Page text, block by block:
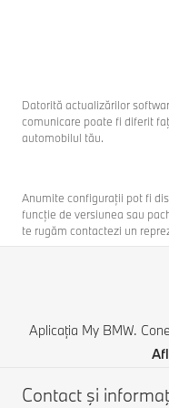
Datorită actualizărilor
comunicare poate fi diferit
automobilul tău.
Anumite configurații pot fi
funcție de versiunea sau
te rugăm contactezi un
Aplicația My BMW.
Contact şi